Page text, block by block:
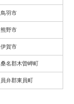
鳥羽市
熊野市
伊賀市
桑名郡木曽岬町
員弁郡東員町